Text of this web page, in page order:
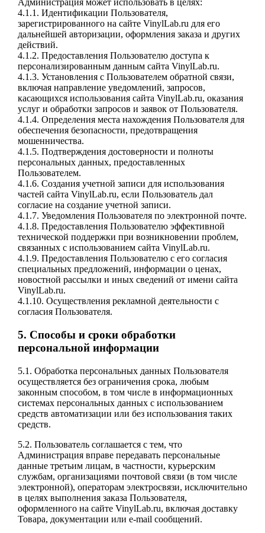
Администрация может использовать в целях:
4.1.1. Идентификации Пользователя,
зарегистрированного на сайте VinylLab.ru для его
дальнейшей авторизации, оформления заказа и других
действий.
4.1.2. Предоставления Пользователю доступа к
персонализированным данным сайта VinylLab.ru.
4.1.3. Установления с Пользователем обратной связи,
включая направление уведомлений, запросов,
касающихся использования сайта VinylLab.ru, оказания
услуг и обработки запросов и заявок от Пользователя.
4.1.4. Определения места нахождения Пользователя для
обеспечения безопасности, предотвращения
мошенничества.
4.1.5. Подтверждения достоверности и полноты
персональных данных, предоставленных
Пользователем.
4.1.6. Создания учетной записи для использования
частей сайта VinylLab.ru, если Пользователь дал
согласие на создание учетной записи.
4.1.7. Уведомления Пользователя по электронной почте.
4.1.8. Предоставления Пользователю эффективной
технической поддержки при возникновении проблем,
связанных с использованием сайта VinylLab.ru.
4.1.9. Предоставления Пользователю с его согласия
специальных предложений, информации о ценах,
новостной рассылки и иных сведений от имени сайта
VinylLab.ru.
4.1.10. Осуществления рекламной деятельности с
согласия Пользователя.
5. Способы и сроки обработки
персональной информации
5.1. Обработка персональных данных Пользователя
осуществляется без ограничения срока, любым
законным способом, в том числе в информационных
системах персональных данных с использованием
средств автоматизации или без использования таких
средств.
5.2. Пользователь соглашается с тем, что
Администрация вправе передавать персональные
данные третьим лицам, в частности, курьерским
службам, организациями почтовой связи (в том числе
электронной), операторам электросвязи, исключительно
в целях выполнения заказа Пользователя,
оформленного на сайте VinylLab.ru, включая доставку
Товара, документации или e-mail сообщений.